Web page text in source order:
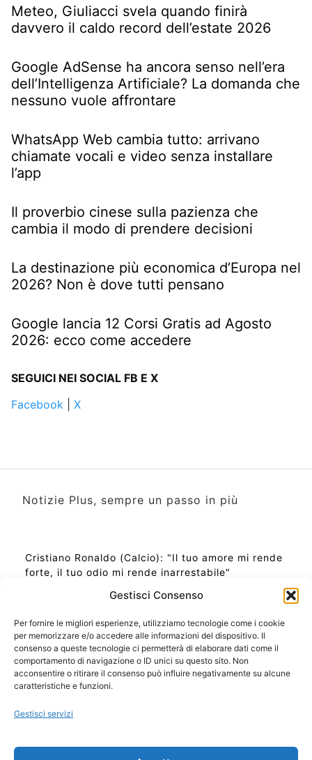
Gestisci Consenso
Per fornire le migliori esperienze, utilizziamo tecnologie come i cookie
per memorizzare e/o accedere alle informazioni del dispositivo. Il
consenso a queste tecnologie ci permetterà di elaborare dati come il
comportamento di navigazione o ID unici su questo sito. Non
acconsentire o ritirare il consenso può influire negativamente su alcune
caratteristiche e funzioni.
Gestisci servizi
Meteo, Giuliacci svela quando finirà
davvero il caldo record dell’estate 2026
Google AdSense ha ancora senso nell’era
dell’Intelligenza Artificiale? La domanda che
nessuno vuole affrontare
WhatsApp Web cambia tutto: arrivano
chiamate vocali e video senza installare
l’app
Il proverbio cinese sulla pazienza che
cambia il modo di prendere decisioni
La destinazione più economica d’Europa nel
2026? Non è dove tutti pensano
Google lancia 12 Corsi Gratis ad Agosto
2026: ecco come accedere
SEGUICI NEI SOCIAL FB E X
Facebook
X
Notizie Plus, sempre un passo in più
Cristiano Ronaldo (Calcio): "Il tuo amore mi rende
forte, il tuo odio mi rende inarrestabile"
Ora Esatta in Italia in questo momento
Ti Senti Strano Ultimamente? Potrebbe Essere per
la Risonanza di Schumann
Come Sapere Se Stai Ascendendo alla Quinta